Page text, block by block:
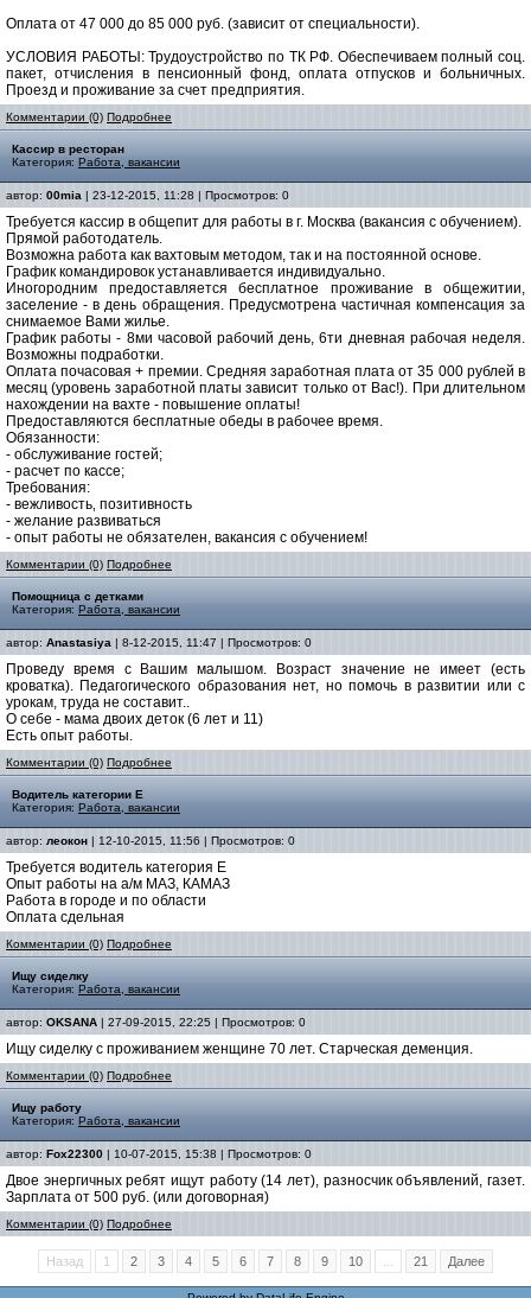
Оплата от 47 000 до 85 000 руб. (зависит от специальности).
УСЛОВИЯ РАБОТЫ: Трудоустройство по ТК РФ. Обеспечиваем полный соц.
пакет, отчисления в пенсионный фонд, оплата отпусков и больничных.
Проезд и проживание за счет предприятия.
Комментарии (0) Подробнее
Кассир в ресторан
Категория: Работа, вакансии
автор: 00mia | 23-12-2015, 11:28 | Просмотров: 0
Требуется кассир в общепит для работы в г. Москва (вакансия с обучением).
Прямой работодатель.
Возможна работа как вахтовым методом, так и на постоянной основе.
График командировок устанавливается индивидуально.
Иногородним предоставляется бесплатное проживание в общежитии,
заселение - в день обращения. Предусмотрена частичная компенсация за
снимаемое Вами жилье.
График работы - 8ми часовой рабочий день, 6ти дневная рабочая неделя.
Возможны подработки.
Оплата почасовая + премии. Средняя заработная плата от 35 000 рублей в
месяц (уровень заработной платы зависит только от Вас!). При длительном
нахождении на вахте - повышение оплаты!
Предоставляются бесплатные обеды в рабочее время.
Обязанности:
- обслуживание гостей;
- расчет по кассе;
Требования:
- вежливость‚ позитивность
- желание развиваться
- опыт работы не обязателен, вакансия с обучением!
Комментарии (0) Подробнее
Помощница с детками
Категория: Работа, вакансии
автор: Anastasiya | 8-12-2015, 11:47 | Просмотров: 0
Проведу время с Вашим малышом. Возраст значение не имеет (есть
кроватка). Педагогического образования нет, но помочь в развитии или с
урокам, труда не составит..
О себе - мама двоих деток (6 лет и 11)
Есть опыт работы.
Комментарии (0) Подробнее
Водитель категории Е
Категория: Работа, вакансии
автор: леокон | 12-10-2015, 11:56 | Просмотров: 0
Требуется водитель категория Е
Опыт работы на а/м МАЗ, КАМАЗ
Работа в городе и по области
Оплата сдельная
Комментарии (0) Подробнее
Ищу сиделку
Категория: Работа, вакансии
автор: OKSANA | 27-09-2015, 22:25 | Просмотров: 0
Ищу сиделку с проживанием женщине 70 лет. Старческая деменция.
Комментарии (0) Подробнее
Ищу работу
Категория: Работа, вакансии
автор: Fox22300 | 10-07-2015, 15:38 | Просмотров: 0
Двое энергичных ребят ищут работу (14 лет), разносчик объявлений, газет.
Зарплата от 500 руб. (или договорная)
Комментарии (0) Подробнее
Назад 1 2 3 4 5 6 7 8 9 10 21 Далее